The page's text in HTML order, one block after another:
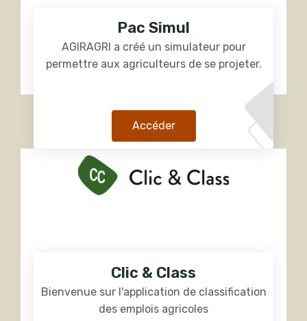
Pac Simul
AGIRAGRI a créé un simulateur pour
permettre aux agriculteurs de se projeter.
Accéder
Clic & Class
Bienvenue sur l'application de classification
des emplois agricoles